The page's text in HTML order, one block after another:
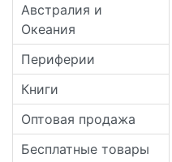
Австралия и
Океания
Периферии
Книги
Оптовая продажа
Бесплатные товары